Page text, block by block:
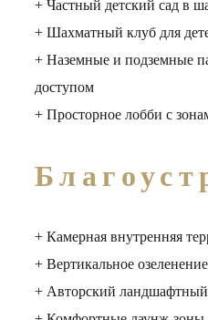
+ Частный детский сад в
+ Шахматный клуб для
+ Наземные и подземные
доступом
+ Просторное лобби с
+ Камерная внутренняя
+ Вертикальное
+ Авторский ландшафтный